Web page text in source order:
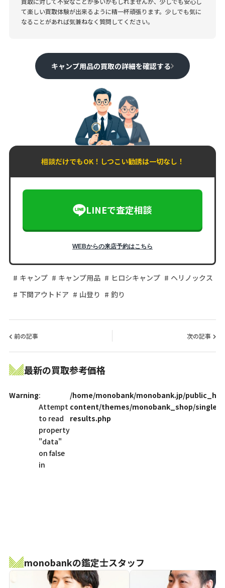
て楽しい買取体験が出来るように精一杯頑張ります。少しでも気に
なることがあれば気兼ねなく質問してください。
キャンプ用品の買取の詳細を確認する
相談だけでもOK！しつこい勧誘は一切なし！
LINEで査定相談
WEBからの来店予約はこちら
キャンプ キャンプ用品 ヒロシキャンプ
ヘリノックス
下関アウトドア
山登り 釣り
前の記事 次の記事
最新の買取参考価格
Warning:
Attempt
to read
property
"data"
on false
in
/home/monobank/monobank.jp/
content/themes/monobank_shop/single-
results.php
monobankの鑑定士スタッフ